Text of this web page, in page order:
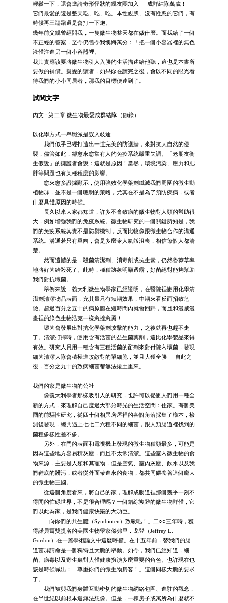
輕鬆一下，還會邀請奇形怪狀的親友團加入──成群結隊萬歲！
它們最愛的還是整天吃、吃、吃。本性靦腆、沒有性慾的它們，有
時候再三躊躇還是會打一下炮。
幾年前父親曾經問我，一隻微生物整天都在做什麼。而我給了一個
不正經的答案，至今仍舊令我懊悔萬分：「把一個小容器裡的無色
液體注進另一個小容器裡。」
我其實應該要將微生物引人入勝的生活描述給他聽，這也是本書所
要做的補償。親愛的讀者，如果你在讀完之後，會以不同的眼光看
待我們的小小同居者，那我的目標便達到了。
試閱文字
內文 : 第二章 微生物最愛成群結隊（節錄）
以化學方式一舉殲滅是誤入歧途
我們似乎已經打造出一道完美的防護牆，來對抗大自然的侵
襲，儘管如此，卻愈來愈常有人的免疫系統嚴重失調。「老朋友衛
生假說」的擁護者會說：這就是原因！當然，環境污染、壓力和肥
胖等問題也有某種程度的影響。
愈來愈多證據顯示，使用強效化學藥劑殲滅我們周圍的微生動
植物群，並不是一個聰明的策略，尤其在不是為了預防疾病，或者
什麼具體原因的時候。
長久以來大家都知道，許多不會致病的微生物對人類的幫助很
大，例如增強我們的免疫系統。微生物研究的一個關鍵所知是，我
們的免疫系統其實不是防禦機制，反而比較像跟微生物合作的溝通
系統。溝通若只有單向，會是多麼令人氣餒沮喪，相信每個人都清
楚。
然而遺憾的是，殺菌清潔劑、消毒劑或抗生素，仍然魯莽草率
地將好菌給殺死了。此時，種種跡象明顯透露，好菌絕對能夠幫助
我們對抗壞菌。
舉例來說，義大利微生物學家已經證明，在醫院裡使用化學清
潔劑清潔物品表面，充其量只有短期效果，中期來看反而招致危
險。超過百分之五十的病原體在短時間內就會回歸，而且和漫威漫
畫裡的綠色生物浩克一樣愈挫愈勇！
壞菌會發展出對抗化學藥劑攻擊的能力，之後就再也趕不走
了。清潔打掃時，使用含有活菌的益生菌藥劑，遠比化學製品來得
有效。研究人員用一種含有三種活菌的酊劑來對付院內壞菌，發現
細菌清潔大隊會積極進攻敵對的單細胞，並且大獲全勝──自此之
後，百分之九十的致病細菌都無法捲土重來。
我們的家是微生物的公社
像義大利學者那樣吸引人的研究，也許可以促使人們用一種全
新的方式，來理解自己度過大部分時光的生活空間：住家。有個美
國的前驅性研究，從四十個相異房屋裡的各個角落採集了樣本，檢
測後發現，總共遇上七七二六種不同的細菌，跟人類腸道裡找到的
菌種多樣性差不多。
另外，在門的表面和電視機上發現的微生物種類最多，可能是
因為這些地方容易積灰塵，而且不太常清潔。這些室內微生物的食
物來源，主要是人類和其寵物，但是空氣、室內灰塵、飲水以及我
們鞋底的髒污，或者從外面帶進來的食物，都共同餵養著這個龐大
的微生物王國。
從這個角度看來，將自己的家，理解成腸道裡那個幾乎一刻不
得閒的忙碌世界，不是很合理嗎？一個錯綜複雜的微生物群體，它
們以此為家，是我們健康快樂的大功臣。
「向你們的共生體（Symbioten）致敬吧！」二○○三年時，獲
得諾貝爾獎提名的美國生物學家傑弗里．戈登（Jeffrey L.
Gordon）在一篇學術論文中這麼呼籲。在十五年前，替我們的腸
道菌群請命是一個獨特且大膽的舉動。如今，我們已經知道，細
菌、病毒以及寄生蟲對人體健康扮演多麼重要的角色。也許現在也
該是時候喊出：「尊重你們的微生物房客！」這個同樣大膽的要求
了。
我們被與我們身體互動密切的微生物網絡包圍、進駐的觀念，
在半世紀以前根本還無法想像。但是，一棟房子或寓所為什麼就不